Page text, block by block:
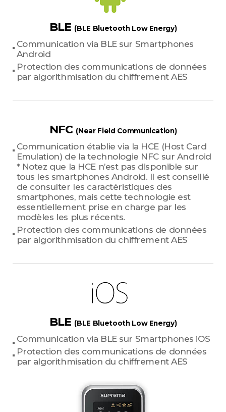
BLE (BLE Bluetooth Low Energy)
Communication via BLE sur Smartphones
Android
Protection des communications de données
par algorithmisation du chiffrement AES
NFC (Near Field Communication)
Communication établie via la HCE (Host Card
Emulation) de la technologie NFC sur Android
* Notez que la HCE n’est pas disponible sur
tous les smartphones Android. Il est conseillé
de consulter les caractéristiques des
smartphones, mais cette technologie est
essentiellement prise en charge par les
modèles les plus récents.
Protection des communications de données
par algorithmisation du chiffrement AES
BLE (BLE Bluetooth Low Energy)
Communication via BLE sur Smartphones iOS
Protection des communications de données
par algorithmisation du chiffrement AES